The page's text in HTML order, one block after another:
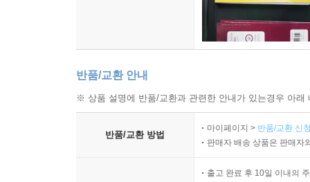
반품/교환 안내
※ 상품 설명에 반품/교환과 관련한 안내가 있는경우 아
반품/교환 방법
마이페이지 > 반품/교환 신
판매자 배송 상품은 판매자
출고 완료 후 10일 이내의